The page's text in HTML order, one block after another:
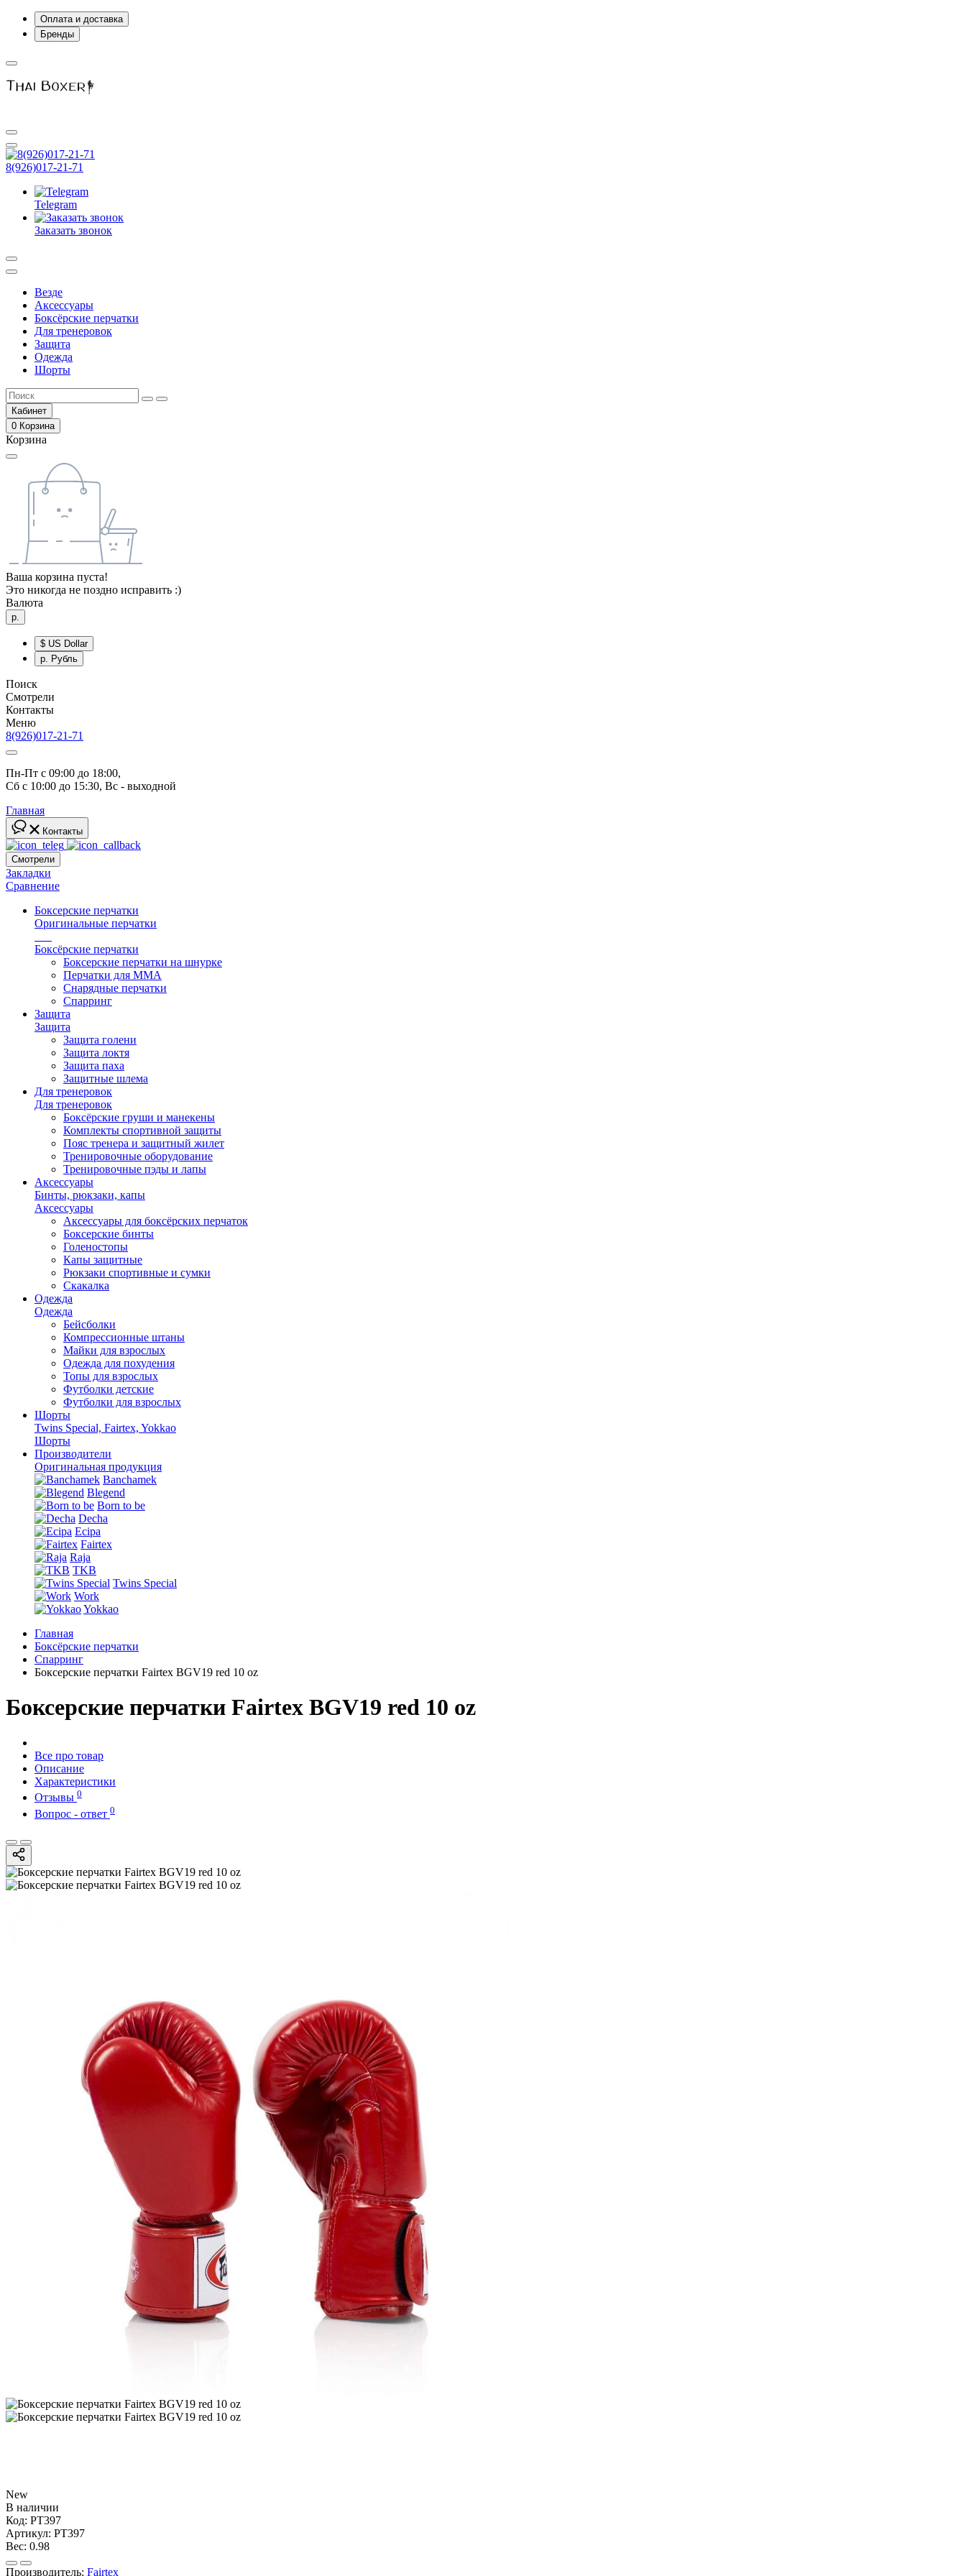
Оплата и доставка
Бренды
8(926)017-21-71
Telegram
Заказать звонок
Везде
Аксессуары
Боксёрские перчатки
Для тренеровок
Защита
Одежда
Шорты
Кабинет
0 Корзина
Корзина
Ваша корзина пуста!
Это никогда не поздно исправить :)
Валюта
р.
$ US Dollar
р. Рубль
Поиск
Смотрели
Контакты
Меню
8(926)017-21-71
Пн-Пт с 09:00 до 18:00,
Сб с 10:00 до 15:30, Вс - выходной
Главная
Контакты
Смотрели
Закладки
Сравнение
Боксерские перчатки
Оригинальные перчатки
Боксёрские перчатки
Боксерские перчатки на шнурке
Перчатки для ММА
Снарядные перчатки
Спарринг
Защита
Защита
Защита голени
Защита локтя
Защита паха
Защитные шлема
Для тренеровок
Для тренеровок
Боксёрские груши и манекены
Комплекты спортивной защиты
Пояс тренера и защитный жилет
Тренировочные оборудование
Тренировочные пэды и лапы
Аксессуары
Бинты, рюкзаки, капы
Аксессуары
Аксессуары для боксёрских перчаток
Боксерские бинты
Голеностопы
Капы защитные
Рюкзаки спортивные и сумки
Скакалка
Одежда
Одежда
Бейсболки
Компрессионные штаны
Майки для взрослых
Одежда для похудения
Топы для взрослых
Футболки детские
Футболки для взрослых
Шорты
Twins Special, Fairtex, Yokkao
Шорты
Производители
Оригинальная продукция
Banchamek
Blegend
Born to be
Decha
Ecipa
Fairtex
Raja
TKB
Twins Special
Work
Yokkao
Главная
Боксёрские перчатки
Спарринг
Боксерские перчатки Fairtex BGV19 red 10 oz
Боксерские перчатки Fairtex BGV19 red 10 oz
Все про товар
Описание
Характеристики
Отзывы 0
Вопрос - ответ 0
New
В наличии
Код: PT397
Артикул: PT397
Вес: 0.98
Производитель: Fairtex